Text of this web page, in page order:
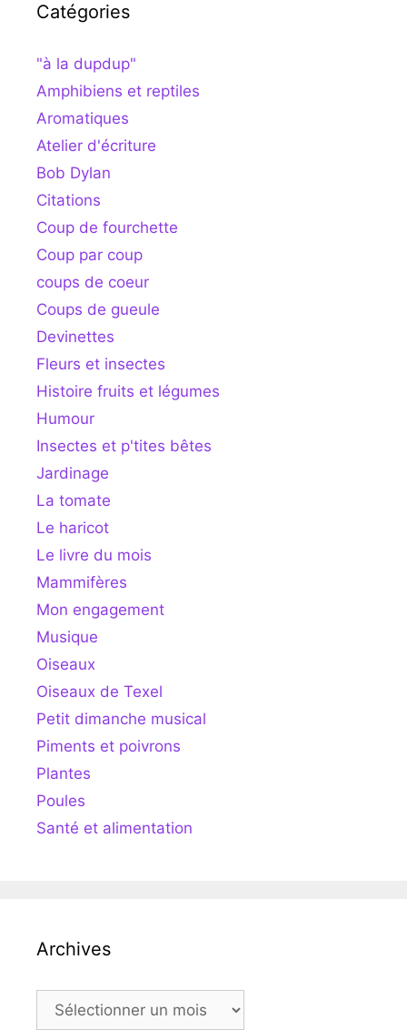
Catégories
"à la dupdup"
Amphibiens et reptiles
Aromatiques
Atelier d'écriture
Bob Dylan
Citations
Coup de fourchette
Coup par coup
coups de coeur
Coups de gueule
Devinettes
Fleurs et insectes
Histoire fruits et légumes
Humour
Insectes et p'tites bêtes
Jardinage
La tomate
Le haricot
Le livre du mois
Mammifères
Mon engagement
Musique
Oiseaux
Oiseaux de Texel
Petit dimanche musical
Piments et poivrons
Plantes
Poules
Santé et alimentation
Archives
Archives